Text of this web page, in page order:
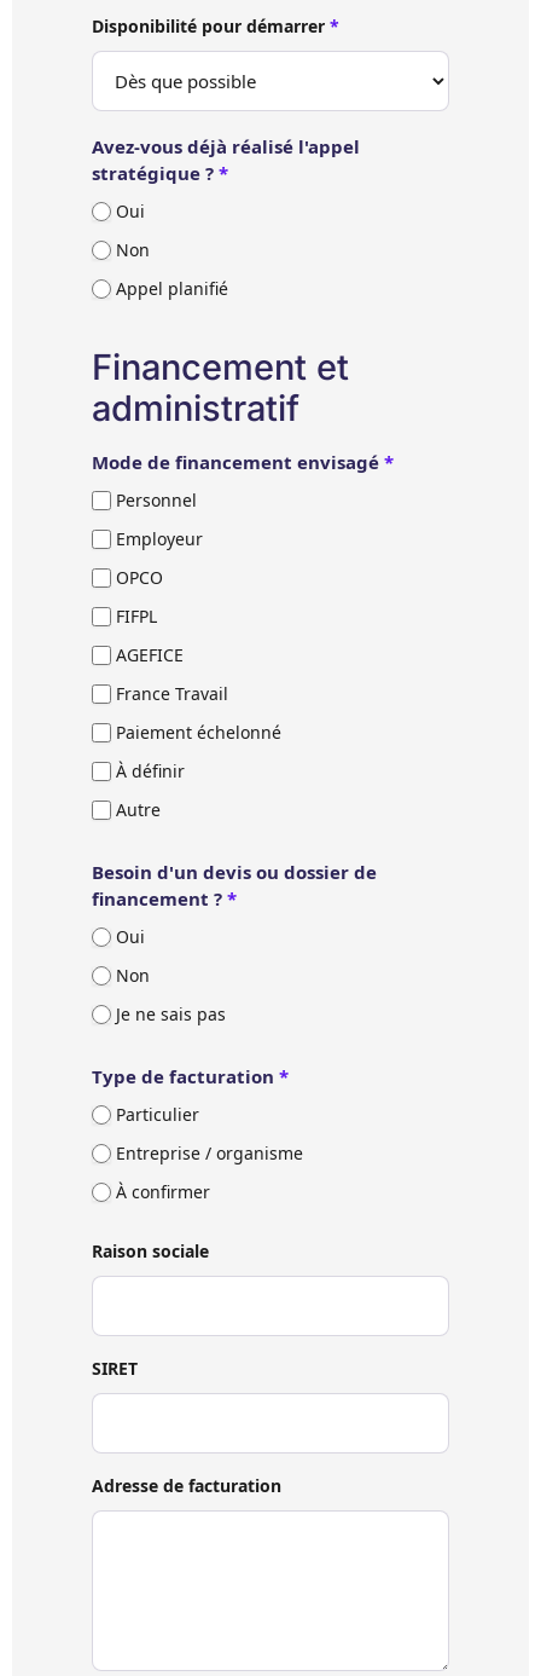
Disponibilité pour démarrer *
Avez-vous déjà réalisé l'appel
stratégique ? *
Oui
Non
Appel planifié
Financement et
administratif
Mode de financement envisagé *
Personnel
Employeur
OPCO
FIFPL
AGEFICE
France Travail
Paiement échelonné
À définir
Autre
Besoin d'un devis ou dossier de
financement ? *
Oui
Non
Je ne sais pas
Type de facturation *
Particulier
Entreprise / organisme
À confirmer
Raison sociale
SIRET
Adresse de facturation